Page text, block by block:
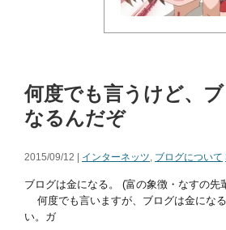
何度でも言うけど、
なるんだぞ
2015/09/12 | インターネッツ ブログについて
ブログは金になる。 (富の象徴・なすの先
何度でも言いますが、ブログは金にな
い。ガ